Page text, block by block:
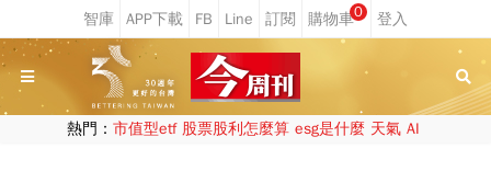
0
熱門： 市值型etf 股票股利怎麼算 esg是什麼 天氣 AI